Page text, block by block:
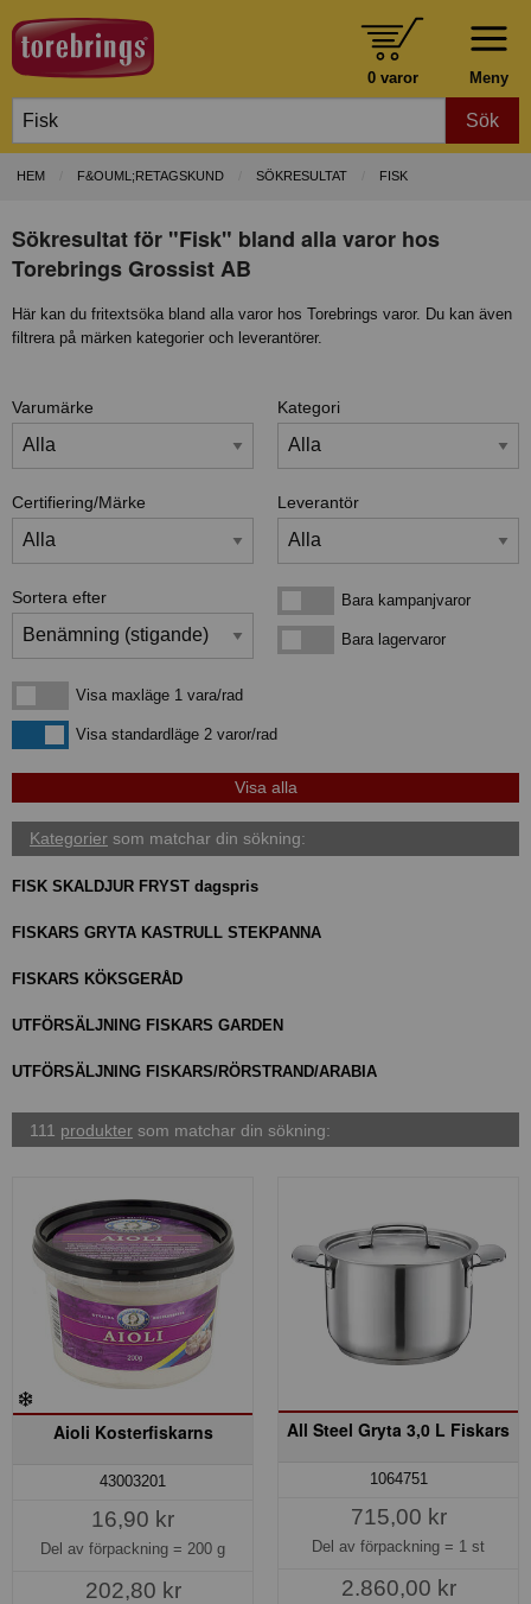
Meny
0 varor
Sök
HEM F&OUML;RETAGSKUND SÖKRESULTAT FISK
Sökresultat för "Fisk" bland alla varor hos
Torebrings Grossist AB
Här kan du fritextsöka bland alla varor hos Torebrings varor. Du kan även
filtrera på märken kategorier och leverantörer.
Varumärke Kategori
Certifiering/Märke Leverantör
Sortera efter Bara kampanjvarorBara kampanjvaror
Bara lagervarorBara lagervaror
Visa maxläge 1 vara/rad
Visa maxläge 1 vara/rad
Visa standardlägeVisa standardläge 2 varor/rad
Kategorier som matchar din sökning:
FISK SKALDJUR FRYST dagspris
FISKARS GRYTA KASTRULL STEKPANNA
FISKARS KÖKSGERÅD
UTFÖRSÄLJNING FISKARS GARDEN
UTFÖRSÄLJNING FISKARS/RÖRSTRAND/ARABIA
111 produkter som matchar din sökning:
Aioli Kosterfiskarns
43003201
16,90 kr
Del av förpackning = 200 g
202,80 kr
All Steel Gryta 3,0 L Fiskars
1064751
715,00 kr
Del av förpackning = 1 st
2.860,00 kr